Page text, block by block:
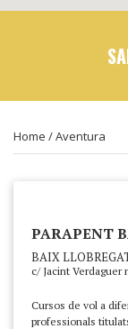
Home /Aventura
PARAPENT
BAIX
c/ Jacint Verdaguer
Cursos de vol a
professionals